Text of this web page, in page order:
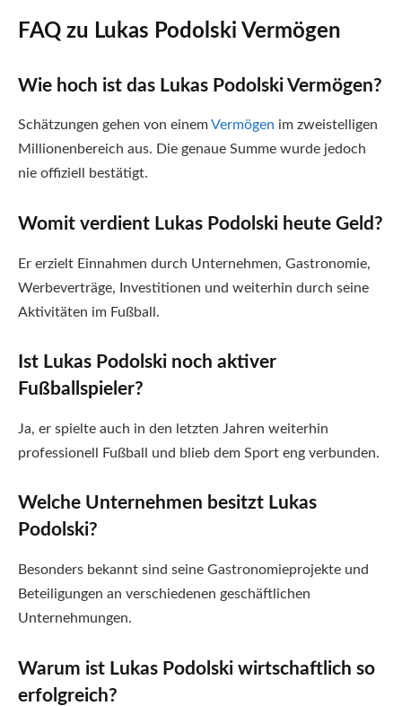
FAQ zu Lukas Podolski Vermögen
Wie hoch ist das Lukas Podolski Vermögen?
Schätzungen gehen von einemVermögen im zweistelligen
Millionenbereich aus. Die genaue Summe wurde jedoch
nie offiziell bestätigt.
Womit verdient Lukas Podolski heute Geld?
Er erzielt Einnahmen durch Unternehmen, Gastronomie,
Werbeverträge, Investitionen und weiterhin durch seine
Aktivitäten im Fußball.
Ist Lukas Podolski noch aktiver
Fußballspieler?
Ja, er spielte auch in den letzten Jahren weiterhin
professionell Fußball und blieb dem Sport eng verbunden.
Welche Unternehmen besitzt Lukas
Podolski?
Besonders bekannt sind seine Gastronomieprojekte und
Beteiligungen an verschiedenen geschäftlichen
Unternehmungen.
Warum ist Lukas Podolski wirtschaftlich so
erfolgreich?